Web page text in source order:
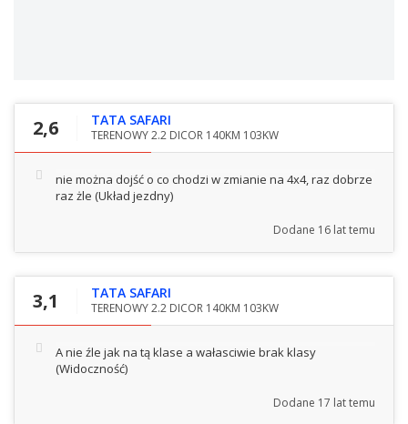
2,6 TATA SAFARI
TERENOWY 2.2 DICOR 140KM 103KW
nie można dojść o co chodzi w zmianie na 4x4, raz dobrze
raz żle (Układ jezdny)
Dodane 16 lat temu
3,1 TATA SAFARI
TERENOWY 2.2 DICOR 140KM 103KW
A nie źle jak na tą klase a wałasciwie brak klasy
(Widoczność)
Dodane 17 lat temu